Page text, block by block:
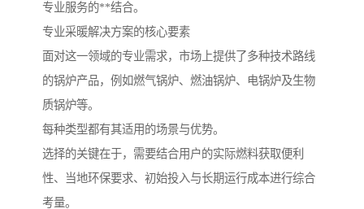
专业服务的**结合。
专业采暖解决方案的核心要素
面对这一领域的专业需求，市场上提供了多种技术路线
的锅炉产品，例如燃气锅炉、燃油锅炉、电锅炉及生物
质锅炉等。
每种类型都有其适用的场景与优势。
选择的关键在于，需要结合用户的实际燃料获取便利
性、当地环保要求、初始投入与长期运行成本进行综合
考量。